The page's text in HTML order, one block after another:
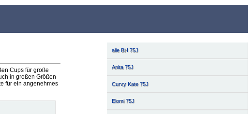
alle BH 75J
Anita 75J
Curvy Kate 75J
Elomi 75J
Cups für große
in großen Größen
für ein angenehmes